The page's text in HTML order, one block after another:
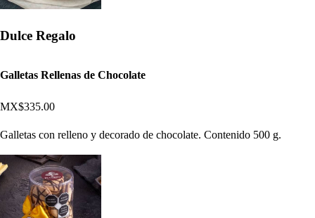
Dulce Regalo
Galletas Rellenas de Chocolate
MX$335.00
Galletas con relleno y decorado de chocolate. Contenido 500 g.